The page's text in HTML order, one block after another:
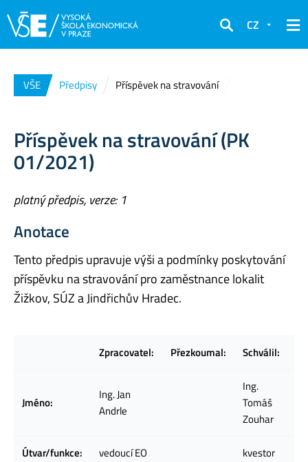
Hledat
CZ
VŠE Předpisy Příspěvek na stravování
Příspěvek na stravování (PK
01/2021)
platný předpis, verze: 1
Anotace
Tento předpis upravuje výši a podmínky poskytování
příspěvku na stravování pro zaměstnance lokalit
Žižkov, SÚZ a Jindřichův Hradec.
Zpracovatel: Přezkoumal: Schválil:
Jméno:
Ing. Jan
Andrle
Ing.
Tomáš
Zouhar
Útvar/funkce: vedoucí EO kvestor